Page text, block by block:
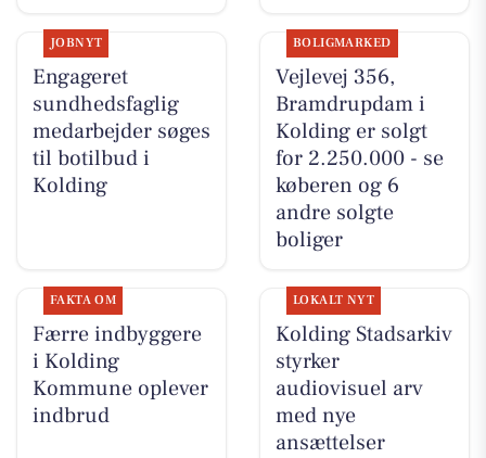
JOBNYT
Engageret
sundhedsfaglig
medarbejder søges
til botilbud i
Kolding
BOLIGMARKED
Vejlevej 356,
Bramdrupdam i
Kolding er solgt
for 2.250.000 - se
køberen og 6
andre solgte
boliger
FAKTA OM
Færre indbyggere
i Kolding
Kommune oplever
indbrud
LOKALT NYT
Kolding Stadsarkiv
styrker
audiovisuel arv
med nye
ansættelser